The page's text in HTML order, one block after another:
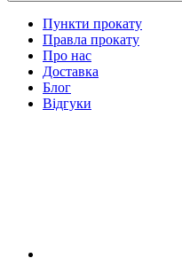
Пункти прокату
Правла прокату
Про нас
Доставка
Блог
Відгуки